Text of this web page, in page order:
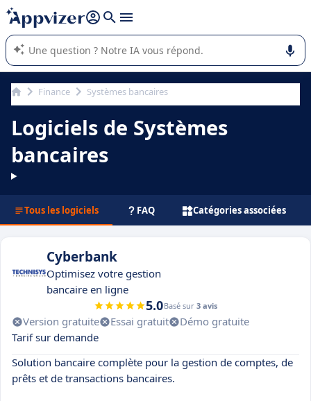
répondre (plusieurs lignes avec
L'IA de Appvizer vous guide dans l'utilisation ou la sélection de
logiciel SaaS en entreprise.
Finance Systèmes bancaires
Logiciels de Systèmes
bancaires
Tous les logiciels FAQ Catégories associées
Cyberbank
Optimisez votre gestion
bancaire en ligne
5.0Basé sur 3 avis
Version gratuite Essai gratuit
Démo gratuite
Tarif sur demande
Solution bancaire complète pour la gestion de comptes, de
prêts et de transactions bancaires.